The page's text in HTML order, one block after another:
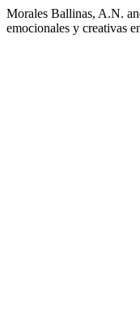
Morales Ballinas, A.N.
emocionales y creativas